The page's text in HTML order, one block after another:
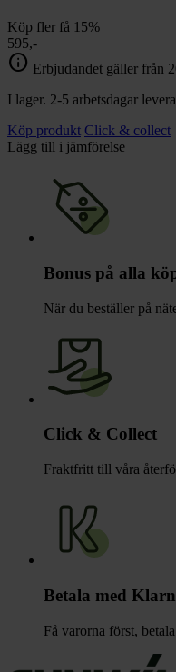
Köp fler få 15%
595,-
info Erbjudandet gäller från
I lager. 2-5 arbetsdagar
Köp produkt Click & collect
Lägg till i jämförelse
Bonus på alla
När du beställer på
Click & Collect
Fraktfritt till våra
Betala med
Få varorna först,